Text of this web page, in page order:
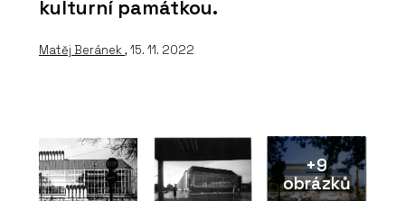
kulturní památkou.
Matěj Beránek , 15. 11. 2022
+9
obrázků